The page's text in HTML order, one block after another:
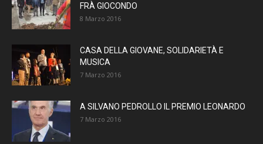
FRÀ GIOCONDO
8 Marzo 2016
CASA DELLA GIOVANE, SOLIDARIETÀ E
MUSICA
7 Marzo 2016
A SILVANO PEDROLLO IL PREMIO LEONARDO
7 Marzo 2016